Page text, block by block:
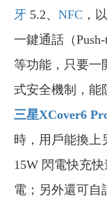
牙 5.2、 NFC ，
一鍵通話（
等功能，只要一
式安全機制，能
三星XCover6
時，用戶能換上
15W 閃電快充
電；另外還可自